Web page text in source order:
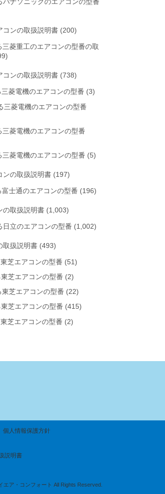
パナソニックのエアコンの型番
コンの取扱説明書 (200)
三菱重工のエアコンの型番の取
コンの取扱説明書 (738)
菱電機のエアコンの型番 (3)
三菱電機のエアコンの型番
三菱電機のエアコンの型番
三菱電機のエアコンの型番 (5)
ンの取扱説明書 (197)
富士通のエアコンの型番 (196)
の取扱説明書 (1,003)
日立のエアコンの型番 (1,002)
取扱説明書 (493)
芝エアコンの型番 (51)
芝エアコンの型番 (2)
芝エアコンの型番 (22)
芝エアコンの型番 (415)
芝エアコンの型番 (2)
個人情報保護方針
説明書
エア・コンフォート All Rights Reserved.